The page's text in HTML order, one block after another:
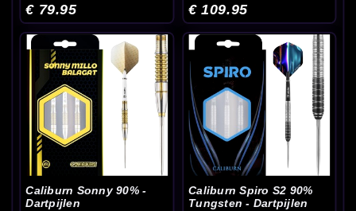
€ 79.95 € 109.95
Caliburn Sonny 90% -
Dartpijlen
Caliburn Spiro S2 90%
Tungsten - Dartpijlen